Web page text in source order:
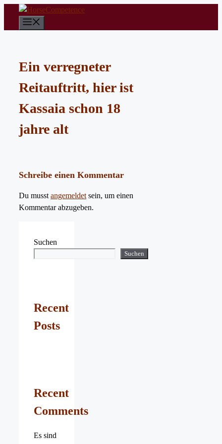
springen
Ein verregneter
Reitauftritt, hier ist
Kassaia schon 18
jahre alt
Schreibe einen Kommentar
Du musst angemeldet sein, um einen
Kommentar abzugeben.
Suchen
Suchen
Recent
Posts
Recent
Comments
Es sind